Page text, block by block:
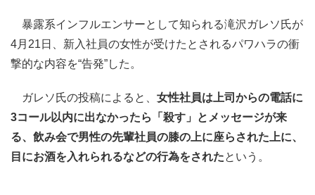
暴露系インフルエンサーとして知られる滝沢ガレソ氏が
4月21日、新入社員の女性が受けたとされるパワハラの衝
撃的な内容を“告発”した。
ガレソ氏の投稿によると、 女性社員は上司からの電話に
3コール以内に出なかったら「殺す」とメッセージが来
る、飲み会で男性の先輩社員の膝の上に座らされた上に、
目にお酒を入れられるなどの行為をされたという。